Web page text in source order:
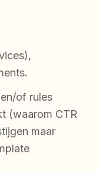
of rules
(waarom CTR
maar